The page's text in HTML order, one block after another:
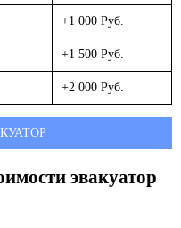
+1 000 Руб.
+1 500 Руб.
+2 000 Руб.
эвакуатор